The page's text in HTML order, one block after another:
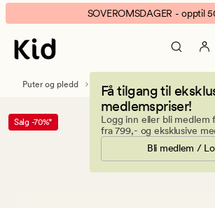
Bella
pynteputetrekk
multi
hvit
banner.
Klikk
ESCAPE
pause.
SOVEROMSDAGER - opptil
Få tilgang til
medlemspriser!
Logg inn eller bli medlem
fra 799,- og eksklusive
Bli medlem /
Puter og pledd Pynteputer Pynteputetrekk
Salg -70%*